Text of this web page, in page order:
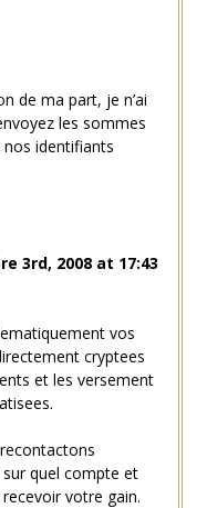
de ma part, je n’ai
les sommes
nos identifiants
3rd, 2008 at 17:43
vos
cryptees
et les versement
quel compte et
votre gain.